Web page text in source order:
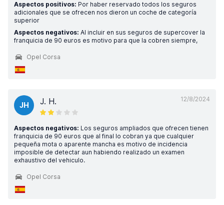
Aspectos positivos: Por haber reservado todos los seguros
adicionales que se ofrecen nos dieron un coche de categoría
superior
Aspectos negativos: Al incluir en sus seguros de supercover la
franquicia de 90 euros es motivo para que la cobren siempre,
Opel Corsa
12/8/2024
JH J. H.
Aspectos negativos: Los seguros ampliados que ofrecen tienen
franquicia de 90 euros que al final lo cobran ya que cualquier
pequeña mota o aparente mancha es motivo de incidencia
imposible de detectar aun habiendo realizado un examen
exhaustivo del vehiculo.
Opel Corsa